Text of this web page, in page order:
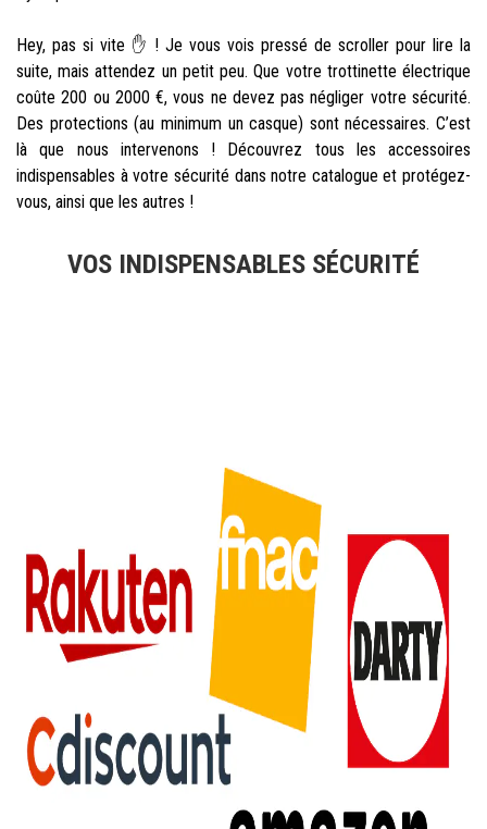
Hey, pas si vite ✋ ! Je vous vois pressé de scroller pour lire la
suite, mais attendez un petit peu. Que votre trottinette électrique
coûte 200 ou 2000 €, vous ne devez pas négliger votre sécurité.
Des protections (au minimum un casque) sont nécessaires. C’est
là que nous intervenons ! Découvrez tous les accessoires
indispensables à votre sécurité dans notre catalogue et protégez-
vous, ainsi que les autres !
VOS INDISPENSABLES SÉCURITÉ